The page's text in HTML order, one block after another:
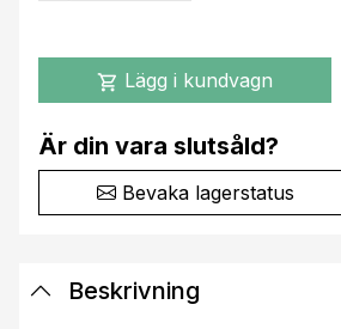
shopping_cart Lägg i kundvagn
Är din vara slutsåld?
Bevaka lagerstatus
Beskrivning